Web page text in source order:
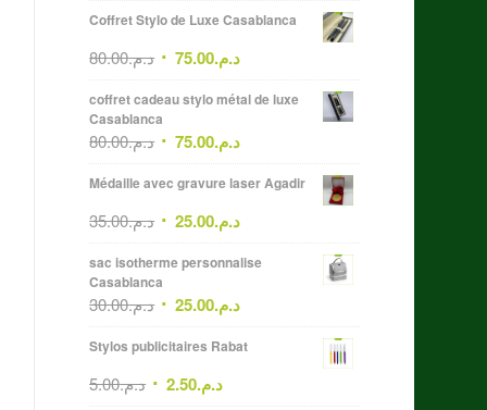
Coffret Stylo de Luxe Casablanca
د.م.80.00 د.م.75.00
coffret cadeau stylo métal de luxe
Casablanca
د.م.80.00 د.م.75.00
Médaille avec gravure laser Agadir
د.م.35.00 د.م.25.00
sac isotherme personnalise
Casablanca
د.م.30.00 د.م.25.00
Stylos publicitaires Rabat
د.م.5.00 د.م.2.50